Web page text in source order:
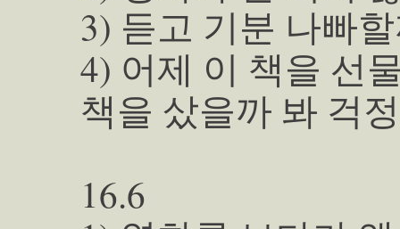
3) 듣고 기분 나빠
4) 어제 이 책을 선
책을 샀을까 봐 걱
16.6